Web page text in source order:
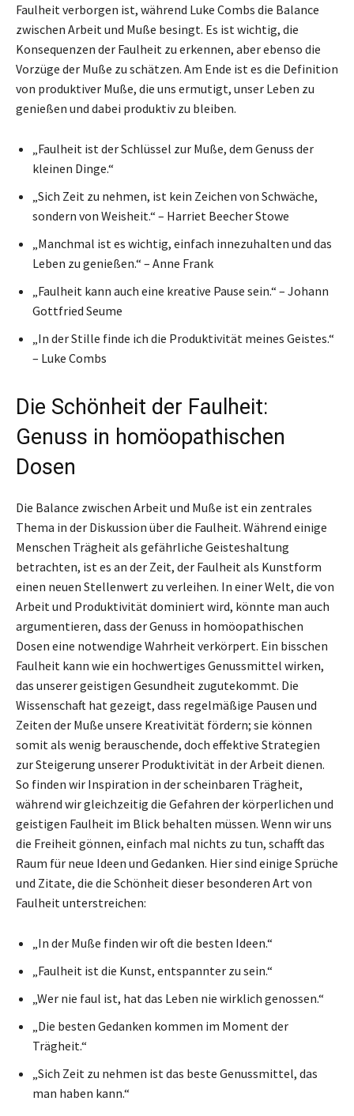
Faulheit verborgen ist, während Luke Combs die Balance
zwischen Arbeit und Muße besingt. Es ist wichtig, die
Konsequenzen der Faulheit zu erkennen, aber ebenso die
Vorzüge der Muße zu schätzen. Am Ende ist es die Definition
von produktiver Muße, die uns ermutigt, unser Leben zu
genießen und dabei produktiv zu bleiben.
„Faulheit ist der Schlüssel zur Muße, dem Genuss der
kleinen Dinge.“
„Sich Zeit zu nehmen, ist kein Zeichen von Schwäche,
sondern von Weisheit.“ – Harriet Beecher Stowe
„Manchmal ist es wichtig, einfach innezuhalten und das
Leben zu genießen.“ – Anne Frank
„Faulheit kann auch eine kreative Pause sein.“ – Johann
Gottfried Seume
„In der Stille finde ich die Produktivität meines Geistes.“
– Luke Combs
Die Schönheit der Faulheit:
Genuss in homöopathischen
Dosen
Die Balance zwischen Arbeit und Muße ist ein zentrales
Thema in der Diskussion über die Faulheit. Während einige
Menschen Trägheit als gefährliche Geisteshaltung
betrachten, ist es an der Zeit, der Faulheit als Kunstform
einen neuen Stellenwert zu verleihen. In einer Welt, die von
Arbeit und Produktivität dominiert wird, könnte man auch
argumentieren, dass der Genuss in homöopathischen
Dosen eine notwendige Wahrheit verkörpert. Ein bisschen
Faulheit kann wie ein hochwertiges Genussmittel wirken,
das unserer geistigen Gesundheit zugutekommt. Die
Wissenschaft hat gezeigt, dass regelmäßige Pausen und
Zeiten der Muße unsere Kreativität fördern; sie können
somit als wenig berauschende, doch effektive Strategien
zur Steigerung unserer Produktivität in der Arbeit dienen.
So finden wir Inspiration in der scheinbaren Trägheit,
während wir gleichzeitig die Gefahren der körperlichen und
geistigen Faulheit im Blick behalten müssen. Wenn wir uns
die Freiheit gönnen, einfach mal nichts zu tun, schafft das
Raum für neue Ideen und Gedanken. Hier sind einige Sprüche
und Zitate, die die Schönheit dieser besonderen Art von
Faulheit unterstreichen:
„In der Muße finden wir oft die besten Ideen.“
„Faulheit ist die Kunst, entspannter zu sein.“
„Wer nie faul ist, hat das Leben nie wirklich genossen.“
„Die besten Gedanken kommen im Moment der
Trägheit.“
„Sich Zeit zu nehmen ist das beste Genussmittel, das
man haben kann.“